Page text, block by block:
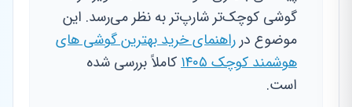
گوشی کوچک‌تر شارپ‌تر به نظر می‌رسد. این
موضوع در راهنمای خرید بهترین گوشی های
هوشمند کوچک ۱۴۰۵
کاملاً بررسی شده
است.